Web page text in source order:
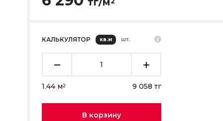
КАЛЬКУЛЯТОР кв.м шт.
1.44 м2 9 058 тг
В корзину